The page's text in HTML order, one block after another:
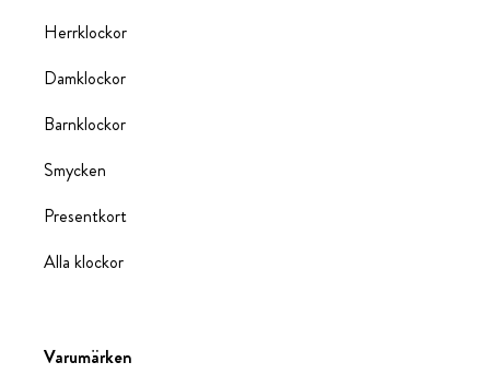
Herrklockor
Damklockor
Barnklockor
Smycken
Presentkort
Alla klockor
Varumärken